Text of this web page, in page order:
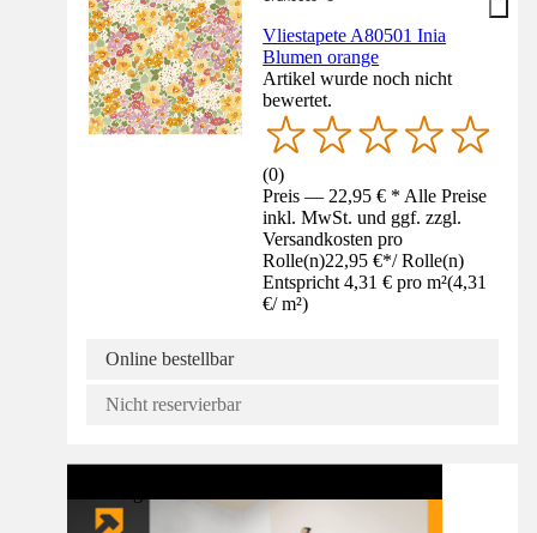
Vliestapete A80501 Inia
Blumen orange
Artikel wurde noch nicht
bewertet.
(0)
Preis — 22,95 € * Alle Preise
inkl. MwSt. und ggf. zzgl.
Versandkosten pro
Rolle(n)22,95 €*/ Rolle(n)
Entspricht 4,31 € pro m²(4,31
€/ m²)
Online bestellbar
Nicht reservierbar